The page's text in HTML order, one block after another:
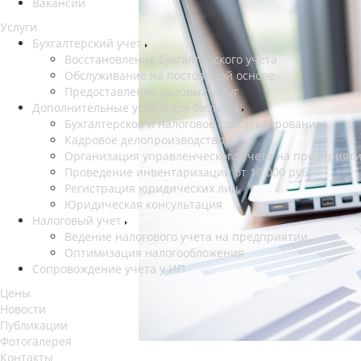
Услуги
Бухгалтерский учет
Восстановление бухгалтерского учета
Обслуживание на постоянной основе
Предоставление разовых услуг
Дополнительные услуги для бизнеса
Бухгалтерское и налоговое консультирование
Кадровое делопроизводство
Организация управленческого учета на
Проведение инвентаризации от 10 000 руб.
Регистрация юридических лиц
Юридическая консультация
Налоговый учет
Ведение налогового учета на предприятии
Оптимизация налогообложения
Сопровождение учета у ИП
Цены
Новости
Публикации
Фотогалерея
Контакты